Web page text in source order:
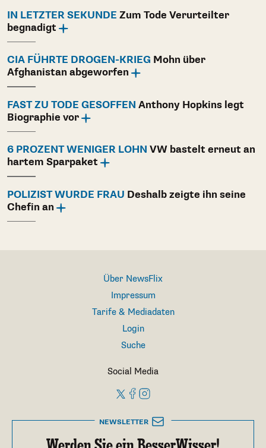
IN LETZTER SEKUNDE Zum Tode Verurteilter
begnadigt
CIA FÜHRTE DROGEN-KRIEG Mohn über
Afghanistan abgeworfen
FAST ZU TODE GESOFFEN Anthony Hopkins legt
Biographie vor
6 PROZENT WENIGER LOHN VW bastelt erneut an
hartem Sparpaket
POLIZIST WURDE FRAU Deshalb zeigte ihn seine
Chefin an
Über NewsFlix
Impressum
Tarife & Mediadaten
Login
Suche
Social Media
NEWSLETTER